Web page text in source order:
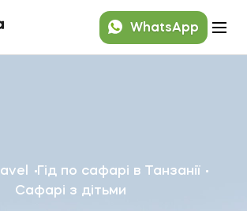
WhatsApp
Гід по сафарі в Танзанії
Сафарі з дітьми